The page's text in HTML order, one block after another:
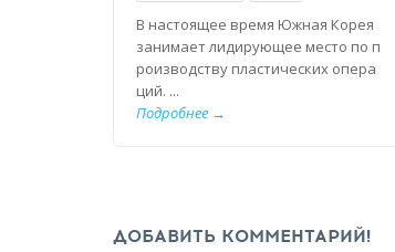
В настоящее время Южная Корея
занимает лидирующее место по п
роизводству пластических опера
ций. ...
Подробнее →
ДОБАВИТЬ КОММЕНТАРИЙ!